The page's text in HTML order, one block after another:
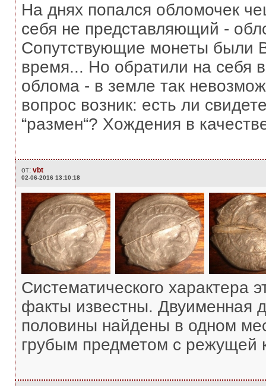
На днях попался обломочек
себя не представляющий -
Сопутствующие монеты были
время... Но обратили на себя
облома - в земле так
вопрос возник: есть ли
“размен“? Хождения в
от: vbt
02-06-2016 13:10:18
Систематического характера
факты известны. Двуименная
половины найдены в одном
грубым предметом с режущей